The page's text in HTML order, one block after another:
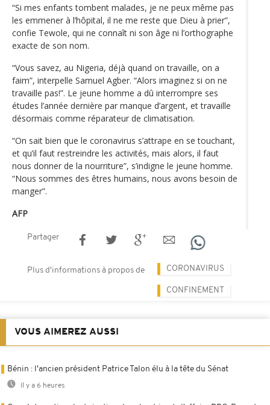
“Si mes enfants tombent malades, je ne peux même pas
les emmener à l’hôpital, il ne me reste que Dieu à prier”,
confie Tewole, qui ne connaît ni son âge ni l’orthographe
exacte de son nom.
“Vous savez, au Nigeria, déjà quand on travaille, on a
faim”, interpelle Samuel Agber. “Alors imaginez si on ne
travaille pas!”. Le jeune homme a dû interrompre ses
études l’année dernière par manque d’argent, et travaille
désormais comme réparateur de climatisation.
“On sait bien que le coronavirus s’attrape en se touchant,
et qu’il faut restreindre les activités, mais alors, il faut
nous donner de la nourriture”, s’indigne le jeune homme.
“Nous sommes des êtres humains, nous avons besoin de
manger”.
AFP
Partager
Plus d'informations à propos de CORONAVIRUS
CONFINEMENT
VOUS AIMEREZ AUSSI
Bénin : l'ancien président Patrice Talon élu à la tête du Sénat
Il y a 6 heures